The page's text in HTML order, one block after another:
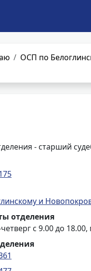
ОСП по
- старший
и
отделения
с 9.00 до